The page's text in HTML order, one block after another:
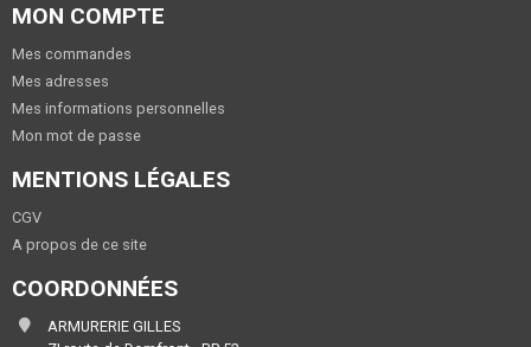
MON COMPTE
Mes commandes
Mes adresses
Mes informations personnelles
Mon mot de passe
MENTIONS LÉGALES
CGV
A propos de ce site
COORDONNÉES
ARMURERIE GILLES